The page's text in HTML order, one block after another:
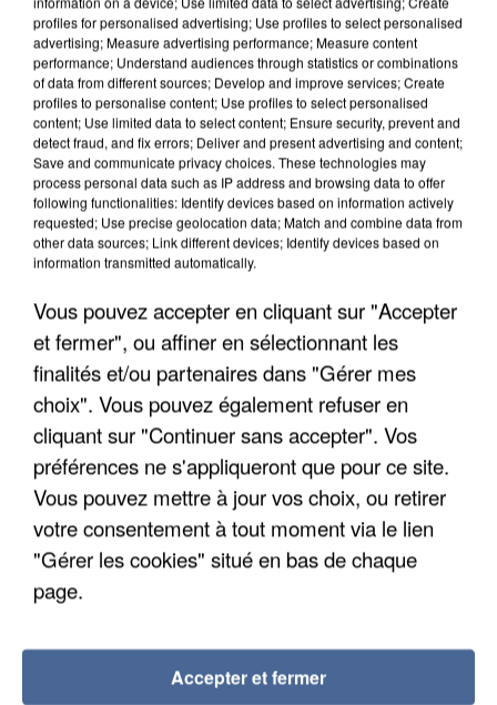
LES DONNÉES DE 300 000 CLIENTS DÉROBÉES À
LES FRANÇAIS, FANS DE LA FLEMME
profiles for personalised advertising; Use profiles to select personalised
advertising; Measure advertising performance; Measure content
performance; Understand audiences through statistics or combinations
of data from different sources; Develop and improve services; Create
profiles to personalise content; Use profiles to select personalised
content; Use limited data to select content; Ensure security, prevent and
detect fraud, and fix errors; Deliver and present advertising and content;
Save and communicate privacy choices. These technologies may
process personal data such as IP address and browsing data to offer
following functionalities: Identify devices based on information actively
requested; Use precise geolocation data; Match and combine data from
other data sources; Link different devices; Identify devices based on
information transmitted automatically.
Vous pouvez accepter en cliquant sur "Accepter
et fermer", ou affiner en sélectionnant les
finalités et/ou partenaires dans "Gérer mes
choix". Vous pouvez également refuser en
cliquant sur "Continuer sans accepter". Vos
préférences ne s'appliqueront que pour ce site.
Vous pouvez mettre à jour vos choix, ou retirer
votre consentement à tout moment via le lien
"Gérer les cookies" situé en bas de chaque
page.
Accepter et fermer